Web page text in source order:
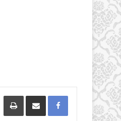
Facebookمشاركة عبر البريد